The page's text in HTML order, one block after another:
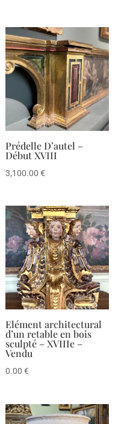
Prédelle D’autel –
Début XVIII
3,100.00€
Elément architectural
d’un retable en bois
sculpté – XVIIIe –
Vendu
0.00€